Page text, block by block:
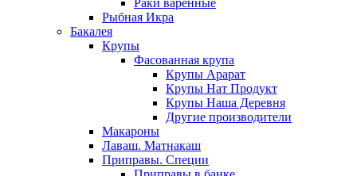
Раки варенные
Рыбная Икра
Бакалея
Крупы
Фасованная крупа
Крупы Арарат
Крупы Нат Продукт
Крупы Наша Деревня
Другие производители
Макароны
Лаваш. Матнакаш
Приправы. Специи